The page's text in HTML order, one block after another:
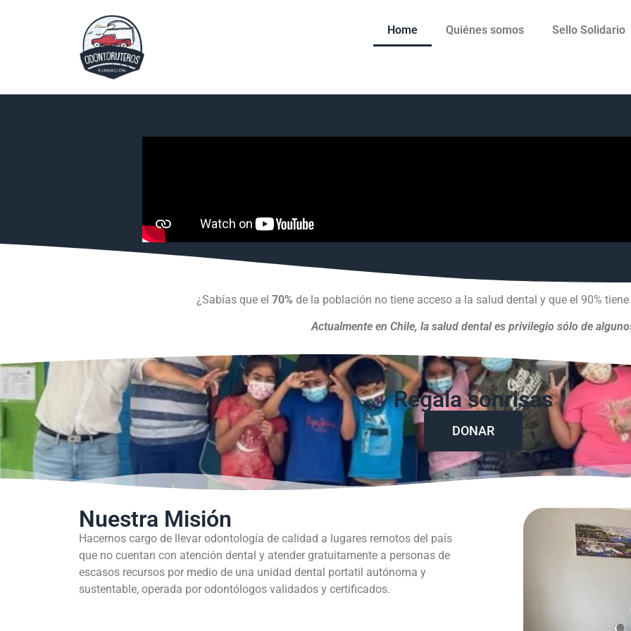
Home Quiénes somos Sello Solidario
¿Sabías que el 70% de la población no tiene acceso a la salud dental y que el 90%
Actualmente en Chile, la salud dental es privilegio sólo de
Regala sonrisas
DONAR
Nuestra Misión
Hacernos cargo de llevar odontología de calidad a lugares remotos del país
que no cuentan con atención dental y atender gratuitamente a personas de
escasos recursos por medio de una unidad dental portatil autónoma y
sustentable, operada por odontólogos validados y certificados.